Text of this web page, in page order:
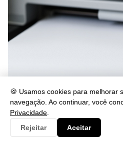
🍪 Usamos cookies para melhorar
navegação. Ao continuar, você
Privacidade
Rejeitar
Aceitar
Impressora imprimindo em
29/05/2026 às